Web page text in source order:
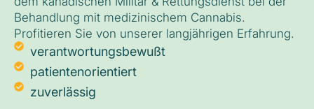
Behandlung mit medizinischem Cannabis.
Profitieren Sie von unserer langjährigen Erfahrung.
verantwortungsbewußt
patientenorientiert
zuverlässig